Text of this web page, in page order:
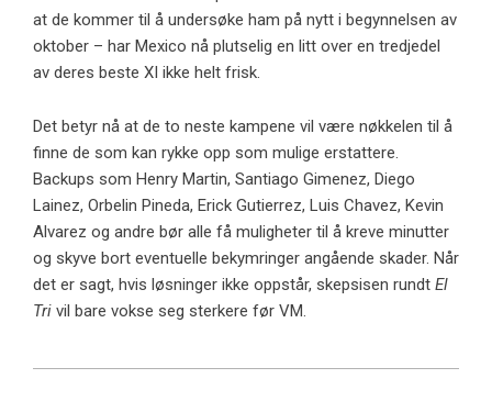
at de kommer til å undersøke ham på nytt i begynnelsen av
oktober – har Mexico nå plutselig en litt over en tredjedel
av deres beste XI ikke helt frisk.
Det betyr nå at de to neste kampene vil være nøkkelen til å
finne de som kan rykke opp som mulige erstattere.
Backups som Henry Martin, Santiago Gimenez, Diego
Lainez, Orbelin Pineda, Erick Gutierrez, Luis Chavez, Kevin
Alvarez og andre bør alle få muligheter til å kreve minutter
og skyve bort eventuelle bekymringer angående skader. Når
det er sagt, hvis løsninger ikke oppstår, skepsisen rundt El
Tri vil bare vokse seg sterkere før VM.